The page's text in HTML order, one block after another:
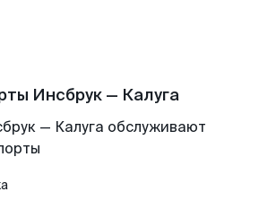
Инсбрук — Калуга
— Калуга обслуживают